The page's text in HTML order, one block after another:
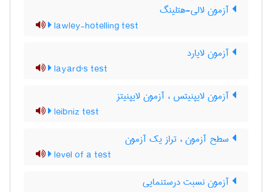
آزمون لالی-هتلینگ
lawley-hotelling test
آزمون لایارد
layard's test
آزمون لایپنیتس ، آزمون لایپنیتز
leibniz test
سطح آزمون ، تراز یک آزمون
level of a test
آزمون نسبت درستنمایی